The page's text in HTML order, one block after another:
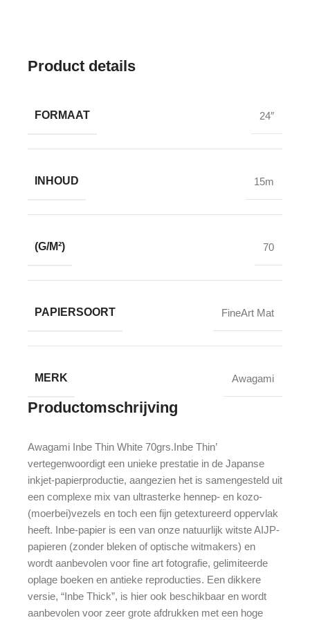
Product details
FORMAAT 24″
INHOUD 15m
(G/M²) 70
PAPIERSOORT FineArt Mat
MERK Awagami
Productomschrijving
Awagami Inbe Thin White 70grs.Inbe Thin’
vertegenwoordigt een unieke prestatie in de Japanse
inkjet-papierproductie, aangezien het is samengesteld uit
een complexe mix van ultrasterke hennep- en kozo-
(moerbei)vezels en toch een fijn getextureerd oppervlak
heeft. Inbe-papier is een van onze natuurlijk witste AIJP-
papieren (zonder bleken of optische witmakers) en
wordt aanbevolen voor fine art fotografie, gelimiteerde
oplage boeken en antieke reproducties. Een dikkere
versie, “Inbe Thick”, is hier ook beschikbaar en wordt
aanbevolen voor zeer grote afdrukken met een hoge